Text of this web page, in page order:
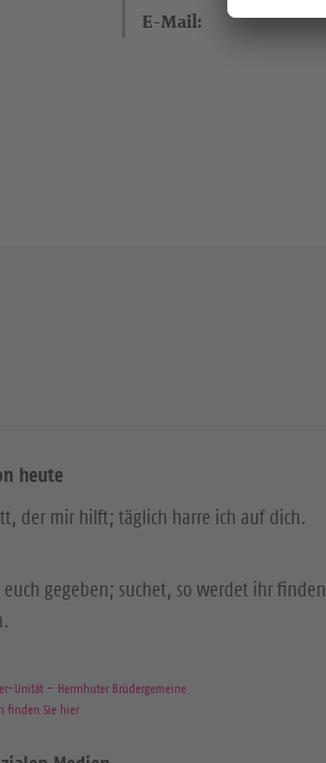
E-Mail:
heute
der mir hilft; täglich harre ich auf dich.
gegeben; suchet, so werdet ihr
Unität – Herrnhuter Brüdergemeine
finden Sie hier